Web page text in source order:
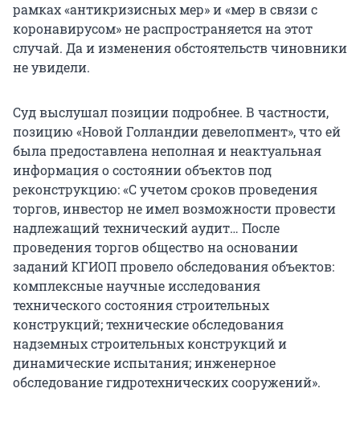
рамках «антикризисных мер» и «мер в связи с
коронавирусом» не распространяется на этот
случай. Да и изменения обстоятельств чиновники
не увидели.
Суд выслушал позиции подробнее. В частности,
позицию «Новой Голландии девелопмент», что ей
была предоставлена неполная и неактуальная
информация о состоянии объектов под
реконструкцию: «С учетом сроков проведения
торгов, инвестор не имел возможности провести
надлежащий технический аудит… После
проведения торгов общество на основании
заданий КГИОП провело обследования объектов:
комплексные научные исследования
технического состояния строительных
конструкций; технические обследования
надземных строительных конструкций и
динамические испытания; инженерное
обследование гидротехнических сооружений».